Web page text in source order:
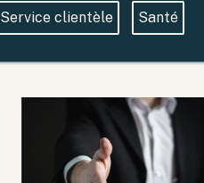
Service clientèle Santé